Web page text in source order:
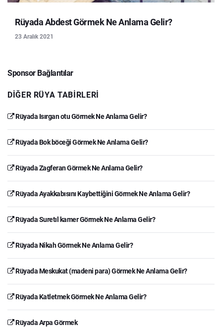
Rüyada Abdest Görmek Ne Anlama Gelir?
23 Aralık 2021
Sponsor Bağlantılar
DIĞER RÜYA TABIRLERI
Rüyada Isırgan otu Görmek Ne Anlama Gelir?
Rüyada Bok böceği Görmek Ne Anlama Gelir?
Rüyada Zagferan Görmek Ne Anlama Gelir?
Rüyada Ayakkabısını Kaybettiğini Görmek Ne Anlama Gelir?
Rüyada Suretıl kamer Görmek Ne Anlama Gelir?
Rüyada Nikah Görmek Ne Anlama Gelir?
Rüyada Meskukat (madeni para) Görmek Ne Anlama Gelir?
Rüyada Katletmek Görmek Ne Anlama Gelir?
Rüyada Arpa Görmek